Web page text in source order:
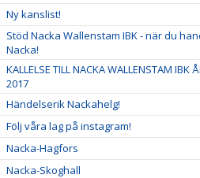
Ny kanslist!
Stöd Nacka Wallenstam IBK - när du
Nacka!
KALLELSE TILL NACKA WALLENSTAM IBK
2017
Händelserik Nackahelg!
Följ våra lag på instagram!
Nacka-Hagfors
Nacka-Skoghall